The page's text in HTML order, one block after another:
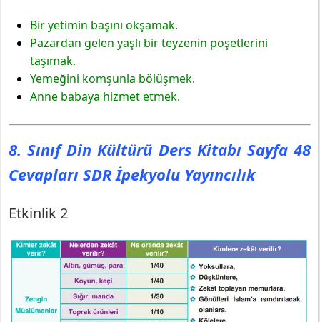
Bir yetimin başını okşamak.
Pazardan gelen yaşlı bir teyzenin poşetlerini
taşımak.
Yemeğini komşunla bölüşmek.
Anne babaya hizmet etmek.
8. Sınıf Din Kültürü Ders Kitabı Sayfa 48
Cevapları SDR İpekyolu Yayıncılık
Etkinlik 2